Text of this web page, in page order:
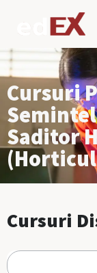
Cursuri
Saditor
Cursuri